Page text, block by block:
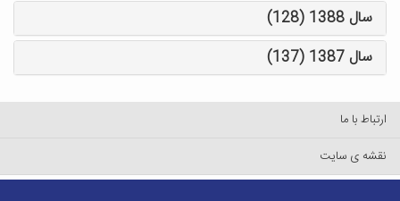
سال 1388 (128)
سال 1387 (137)
ارتباط با ما
نقشه ی سایت